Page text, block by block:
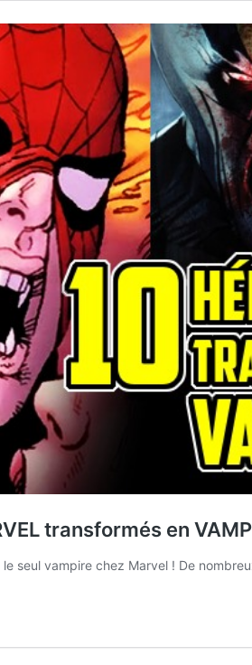
transformés en
le seul vampire chez Marvel ! De